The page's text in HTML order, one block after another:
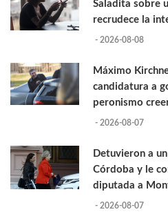
Saladita sobre
recrudece la
- 2026-08-08
Máximo
candidatura a
peronismo
- 2026-08-07
Detuvieron a
Córdoba y le
diputada a
- 2026-08-07